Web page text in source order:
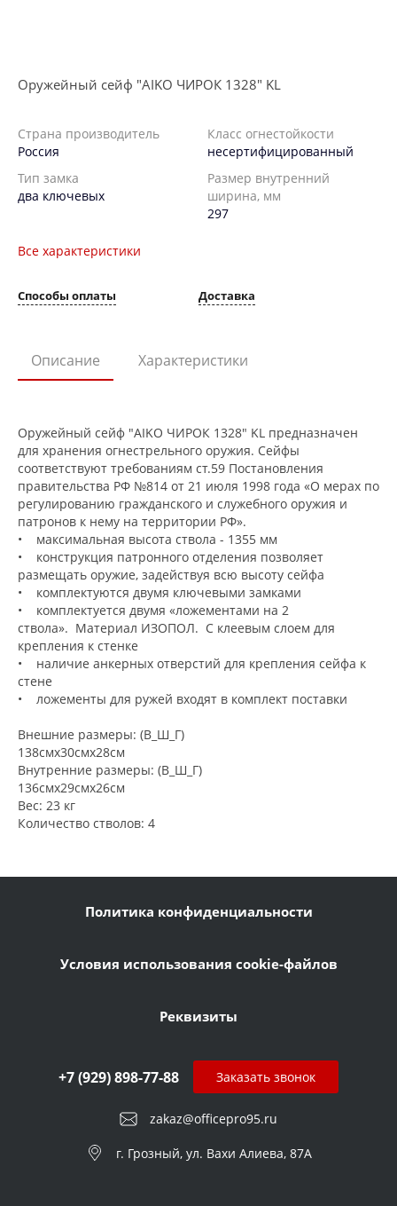
Оружейный сейф "AIKO ЧИРОК 1328" KL
Страна производитель
Россия
Класс огнестойкости
несертифицированный
Тип замка
два ключевых
Размер внутренний
ширина, мм
297
Все характеристики
Способы оплаты Доставка
Описание Характеристики
Оружейный сейф "AIKO ЧИРОК 1328" KL предназначен
для хранения огнестрельного оружия. Сейфы
соответствуют требованиям ст.59 Постановления
правительства РФ №814 от 21 июля 1998 года «О мерах по
регулированию гражданского и служебного оружия и
патронов к нему на территории РФ».
• максимальная высота ствола - 1355 мм
• конструкция патронного отделения позволяет
размещать оружие, задействуя всю высоту сейфа
• комплектуются двумя ключевыми замками
• комплектуется двумя «ложементами на 2
ствола». Материал ИЗОПОЛ. С клеевым слоем для
крепления к стенке
• наличие анкерных отверстий для крепления сейфа к
стене
• ложементы для ружей входят в комплект поставки
Внешние размеры: (В_Ш_Г)
138смх30смх28см
Внутренние размеры: (В_Ш_Г)
136смх29смх26см
Вес: 23 кг
Количество стволов: 4
Политика конфиденциальности
Условия использования cookie-файлов
Реквизиты
zakaz@officepro95.ru
+7 (929) 898-77-88
г. Грозный, ул. Вахи Алиева, 87А
Заказать звонок